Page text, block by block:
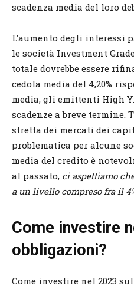
scadenza media del loro
L’aumento degli interessi
le società Investment
totale dovrebbe essere
cedola media del 4,20%
media, gli emittenti High
scadenze a breve
stretta dei mercati dei
problematica per alcune
media del credito è
al passato, ci aspettiamo
a un livello compreso fra il
Come investire
obbligazioni?
Come investire nel 2023